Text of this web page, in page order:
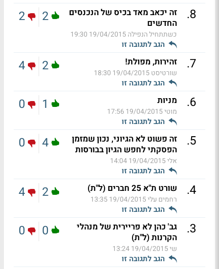
8
.
זה יכאב מאד בכיס של הנכנסים
החדשים
כשתתחיל הנפילה19/04/2015 19:30
הגב לתגובה זו
2
2
7
. זהירות, מפולת!
שורטיסט19/04/2015 18:30
הגב לתגובה זו
2
4
6
. מניות
מוטי19/04/2015 17:56
הגב לתגובה זו
1
0
5
.
זה פשוט לא הגיוני, נכון שמזמן
הפסקתי לחפש הגיון בבורסות
אלי19/04/2015 14:04
הגב לתגובה זו
4
0
4
. שורט ת"א 25 חברים (ל"ת)
רחמים עלי19/04/2015 13:35
הגב לתגובה זו
2
4
3
.
גב' כהן לא פריירית של מנהלי
הקרנות (ל"ת)
שי19/04/2015 13:24
הגב לתגובה זו
0
0